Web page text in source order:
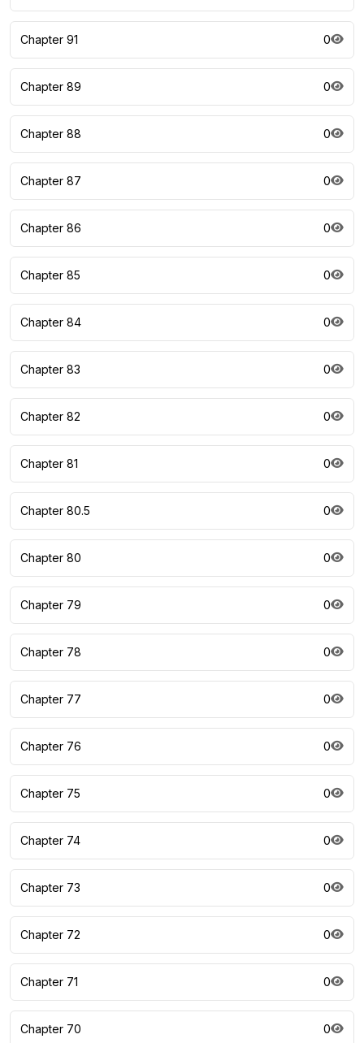
Chapter 91 0
Chapter 89 0
Chapter 88 0
Chapter 87 0
Chapter 86 0
Chapter 85 0
Chapter 84 0
Chapter 83 0
Chapter 82 0
Chapter 81 0
Chapter 80.5 0
Chapter 80 0
Chapter 79 0
Chapter 78 0
Chapter 77 0
Chapter 76 0
Chapter 75 0
Chapter 74 0
Chapter 73 0
Chapter 72 0
Chapter 71 0
Chapter 70 0